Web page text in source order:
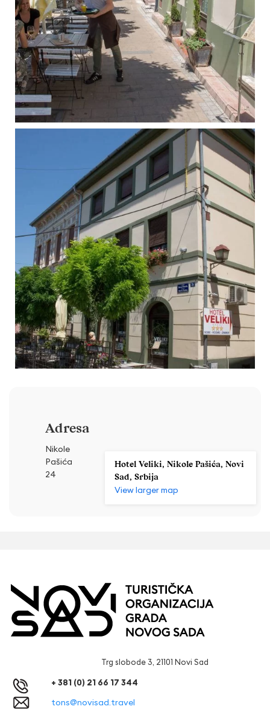
Adresa
Nikole
Pašića
24
Hotel Veliki, Nikole Pašića, Novi
Sad, Srbija
View larger map
Trg slobode 3, 21101 Novi Sad
+ 381 (0) 21 66 17 344
tons@novisad.travel